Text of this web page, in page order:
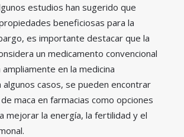
estudios han sugerido que
beneficiosas para la
es importante destacar que la
un medicamento convencional
en la medicina
algunos casos, se pueden encontrar
maca en farmacias como opciones
mejorar la energía, la fertilidad y el